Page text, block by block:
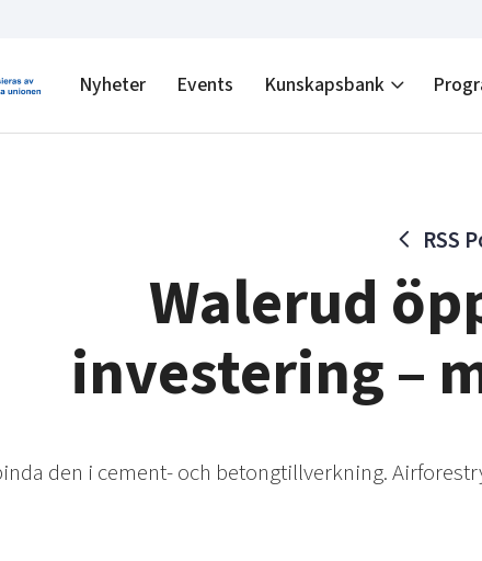
Nyheter Events Kunskapsbank
RSS
Walerud
investering –
den i cement- och betongtillverkning.